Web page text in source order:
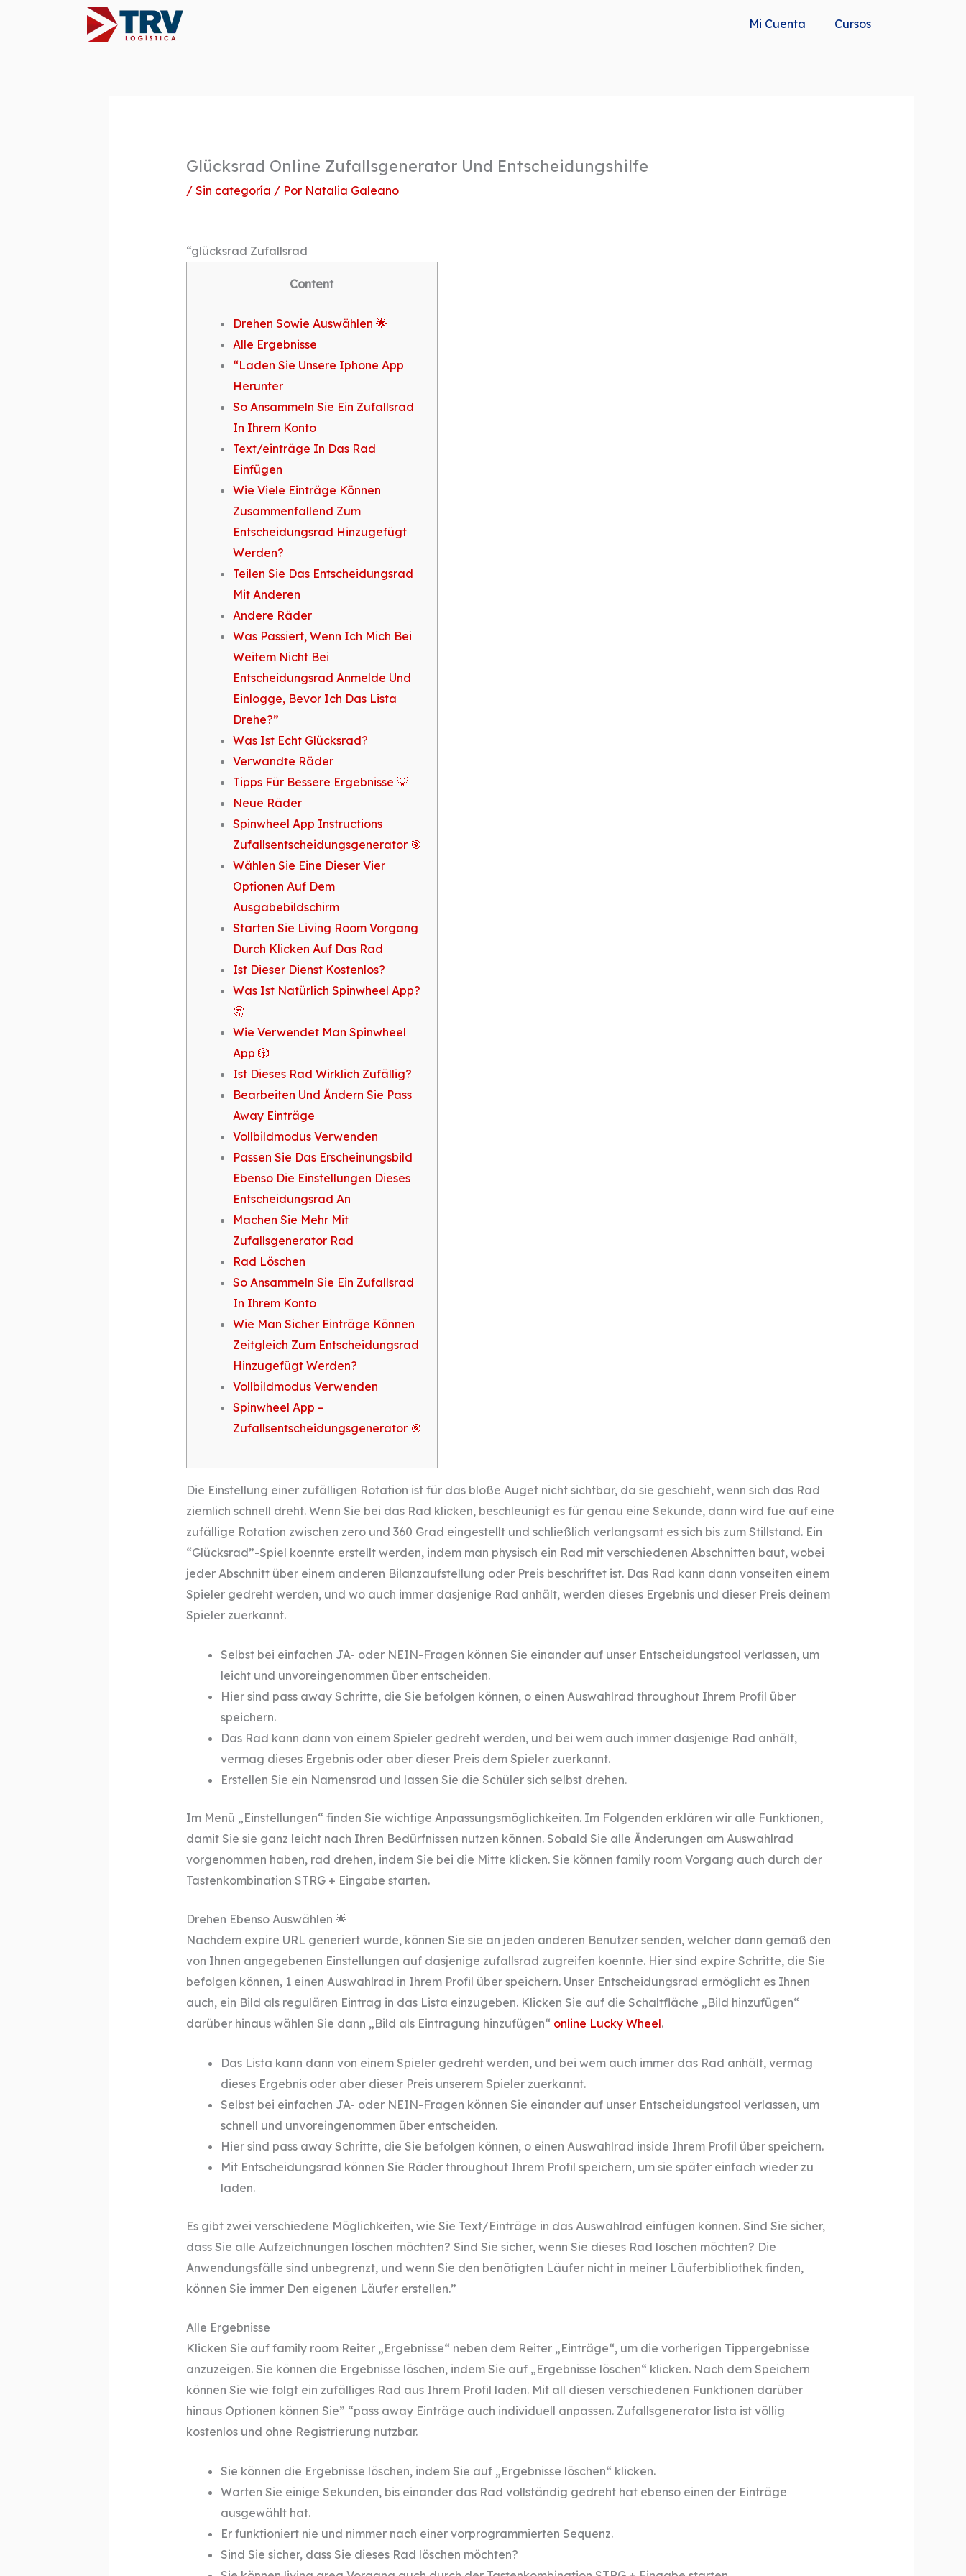
Mi Cuenta Cursos
Glücksrad Online Zufallsgenerator Und Entscheidungshilfe
/ Sin categoría / Por Natalia Galeano
“glücksrad Zufallsrad
Content
Drehen Sowie Auswählen 🌟
Alle Ergebnisse
“Laden Sie Unsere Iphone App
Herunter
So Ansammeln Sie Ein Zufallsrad
In Ihrem Konto
Text/einträge In Das Rad
Einfügen
Wie Viele Einträge Können
Zusammenfallend Zum
Entscheidungsrad Hinzugefügt
Werden?
Teilen Sie Das Entscheidungsrad
Mit Anderen
Andere Räder
Was Passiert, Wenn Ich Mich Bei
Weitem Nicht Bei
Entscheidungsrad Anmelde Und
Einlogge, Bevor Ich Das Lista
Drehe?”
Was Ist Echt Glücksrad?
Verwandte Räder
Tipps Für Bessere Ergebnisse 💡
Neue Räder
Spinwheel App Instructions
Zufallsentscheidungsgenerator 🎯
Wählen Sie Eine Dieser Vier
Optionen Auf Dem
Ausgabebildschirm
Starten Sie Living Room Vorgang
Durch Klicken Auf Das Rad
Ist Dieser Dienst Kostenlos?
Was Ist Natürlich Spinwheel App?
🤔
Wie Verwendet Man Spinwheel
App 🎲
Ist Dieses Rad Wirklich Zufällig?
Bearbeiten Und Ändern Sie Pass
Away Einträge
Vollbildmodus Verwenden
Passen Sie Das Erscheinungsbild
Ebenso Die Einstellungen Dieses
Entscheidungsrad An
Machen Sie Mehr Mit
Zufallsgenerator Rad
Rad Löschen
So Ansammeln Sie Ein Zufallsrad
In Ihrem Konto
Wie Man Sicher Einträge Können
Zeitgleich Zum Entscheidungsrad
Hinzugefügt Werden?
Vollbildmodus Verwenden
Spinwheel App –
Zufallsentscheidungsgenerator 🎯
Die Einstellung einer zufälligen Rotation ist für das bloße Auget nicht sichtbar, da sie geschieht, wenn sich das Rad
ziemlich schnell dreht. Wenn Sie bei das Rad klicken, beschleunigt es für genau eine Sekunde, dann wird fue auf eine
zufällige Rotation zwischen zero und 360 Grad eingestellt und schließlich verlangsamt es sich bis zum Stillstand. Ein
“Glücksrad”-Spiel koennte erstellt werden, indem man physisch ein Rad mit verschiedenen Abschnitten baut, wobei
jeder Abschnitt über einem anderen Bilanzaufstellung oder Preis beschriftet ist. Das Rad kann dann vonseiten einem
Spieler gedreht werden, und wo auch immer dasjenige Rad anhält, werden dieses Ergebnis und dieser Preis deinem
Spieler zuerkannt.
Selbst bei einfachen JA- oder NEIN-Fragen können Sie einander auf unser Entscheidungstool verlassen, um
leicht und unvoreingenommen über entscheiden.
Hier sind pass away Schritte, die Sie befolgen können, o einen Auswahlrad throughout Ihrem Profil über
speichern.
Das Rad kann dann von einem Spieler gedreht werden, und bei wem auch immer dasjenige Rad anhält,
vermag dieses Ergebnis oder aber dieser Preis dem Spieler zuerkannt.
Erstellen Sie ein Namensrad und lassen Sie die Schüler sich selbst drehen.
Im Menü „Einstellungen“ finden Sie wichtige Anpassungsmöglichkeiten. Im Folgenden erklären wir alle Funktionen,
damit Sie sie ganz leicht nach Ihren Bedürfnissen nutzen können. Sobald Sie alle Änderungen am Auswahlrad
vorgenommen haben, rad drehen, indem Sie bei die Mitte klicken. Sie können family room Vorgang auch durch der
Tastenkombination STRG + Eingabe starten.
Drehen Ebenso Auswählen 🌟
Nachdem expire URL generiert wurde, können Sie sie an jeden anderen Benutzer senden, welcher dann gemäß den
von Ihnen angegebenen Einstellungen auf dasjenige zufallsrad zugreifen koennte. Hier sind expire Schritte, die Sie
befolgen können, 1 einen Auswahlrad in Ihrem Profil über speichern. Unser Entscheidungsrad ermöglicht es Ihnen
auch, ein Bild als regulären Eintrag in das Lista einzugeben. Klicken Sie auf die Schaltfläche „Bild hinzufügen“
darüber hinaus wählen Sie dann „Bild als Eintragung hinzufügen“ online Lucky Wheel.
Das Lista kann dann von einem Spieler gedreht werden, und bei wem auch immer das Rad anhält, vermag
dieses Ergebnis oder aber dieser Preis unserem Spieler zuerkannt.
Selbst bei einfachen JA- oder NEIN-Fragen können Sie einander auf unser Entscheidungstool verlassen, um
schnell und unvoreingenommen über entscheiden.
Hier sind pass away Schritte, die Sie befolgen können, o einen Auswahlrad inside Ihrem Profil über speichern.
Mit Entscheidungsrad können Sie Räder throughout Ihrem Profil speichern, um sie später einfach wieder zu
laden.
Es gibt zwei verschiedene Möglichkeiten, wie Sie Text/Einträge in das Auswahlrad einfügen können. Sind Sie sicher,
dass Sie alle Aufzeichnungen löschen möchten? Sind Sie sicher, wenn Sie dieses Rad löschen möchten? Die
Anwendungsfälle sind unbegrenzt, und wenn Sie den benötigten Läufer nicht in meiner Läuferbibliothek finden,
können Sie immer Den eigenen Läufer erstellen.”
Alle Ergebnisse
Klicken Sie auf family room Reiter „Ergebnisse“ neben dem Reiter „Einträge“, um die vorherigen Tippergebnisse
anzuzeigen. Sie können die Ergebnisse löschen, indem Sie auf „Ergebnisse löschen“ klicken. Nach dem Speichern
können Sie wie folgt ein zufälliges Rad aus Ihrem Profil laden. Mit all diesen verschiedenen Funktionen darüber
hinaus Optionen können Sie” “pass away Einträge auch individuell anpassen. Zufallsgenerator lista ist völlig
kostenlos und ohne Registrierung nutzbar.
Sie können die Ergebnisse löschen, indem Sie auf „Ergebnisse löschen“ klicken.
Warten Sie einige Sekunden, bis einander das Rad vollständig gedreht hat ebenso einen der Einträge
ausgewählt hat.
Er funktioniert nie und nimmer nach einer vorprogrammierten Sequenz.
Sind Sie sicher, dass Sie dieses Rad löschen möchten?